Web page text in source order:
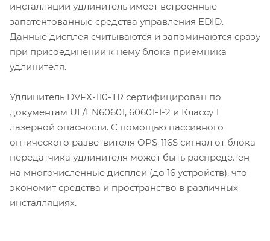
инсталляции удлинитель имеет встроенные
запатентованные средства управления EDID.
Данные дисплея считываются и запоминаются сразу
при присоединении к нему блока приемника
удлинителя.
Удлинитель DVFX-110-TR сертифицирован по
документам UL/EN60601, 60601-1-2 и Классу 1
лазерной опасности. С помощью пассивного
оптического разветвителя OPS-116S сигнал от блока
передатчика удлинителя может быть распределен
на многочисленные дисплеи (до 16 устройств), что
экономит средства и пространство в различных
инсталляциях.